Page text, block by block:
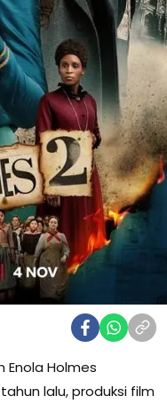
Enola Holmes
lalu, produksi film